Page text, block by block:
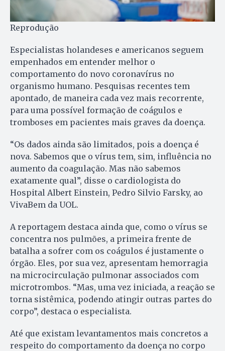
Reprodução
Especialistas holandeses e americanos seguem
empenhados em entender melhor o
comportamento do novo coronavírus no
organismo humano. Pesquisas recentes tem
apontado, de maneira cada vez mais recorrente,
para uma possível formação de coágulos e
tromboses em pacientes mais graves da doença.
“Os dados ainda são limitados, pois a doença é
nova. Sabemos que o vírus tem, sim, influência no
aumento da coagulação. Mas não sabemos
exatamente qual”, disse o cardiologista do
Hospital Albert Einstein, Pedro Silvio Farsky, ao
VivaBem da UOL.
A reportagem destaca ainda que, como o vírus se
concentra nos pulmões, a primeira frente de
batalha a sofrer com os coágulos é justamente o
órgão. Eles, por sua vez, apresentam hemorragia
na microcirculação pulmonar associados com
microtrombos. “Mas, uma vez iniciada, a reação se
torna sistêmica, podendo atingir outras partes do
corpo”, destaca o especialista.
Até que existam levantamentos mais concretos a
respeito do comportamento da doença no corpo